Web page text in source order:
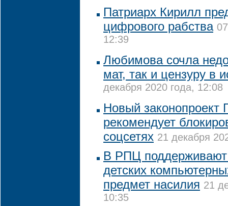
Патриарх Кирилл
цифрового рабства
12:39
Любимова сочла
мат, так и цензуру в
декабря 2020 года, 12:08
Новый законопроект
рекомендует
соцсетях 21 декабря
В РПЦ
детских
предмет насилия 21
10:35